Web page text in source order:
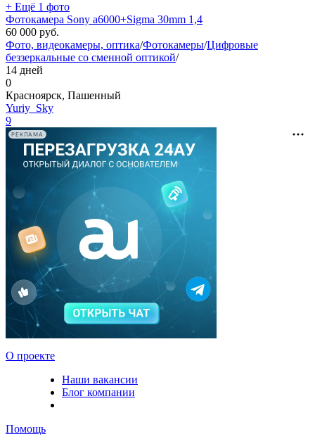
+ Ещё 1 фото
Фотокамера Sony a6000+Sigma 30mm 1,4
60 000 руб.
Фото, видеокамеры, оптика/Фотокамеры/Цифровые
беззеркальные со сменной оптикой/
14 дней
0
Красноярск, Пашенный
Yuriy_Sky
9
РЕКЛАМА
О проекте
Наши вакансии
Блог компании
Помощь